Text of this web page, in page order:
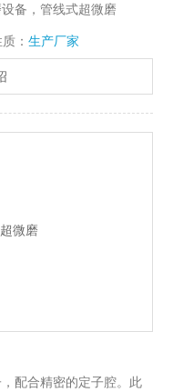
备，管线式超微磨
的颗粒度变得更细，保
到花生酱200目的颗粒粒
： 生产厂家
配合精密的定子腔。此